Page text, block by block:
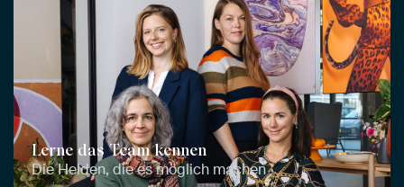
Lerne das Team kennen
Die Helden, die es möglich machen